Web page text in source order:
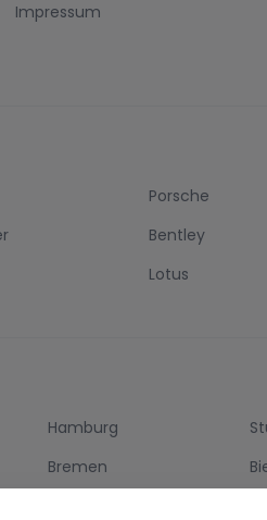
Impressum
Porsche
Bentley
Lotus
Hamburg
Bremen